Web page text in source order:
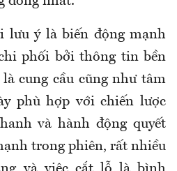
lưu ý là biến động mạnh
phối bởi thông tin bền
cung cầu cũng như tâm
phù hợp với chiến lược
và hành động quyết
trong phiên, rất nhiều